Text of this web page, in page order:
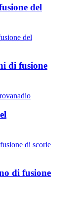
del
di fusione
di fusione